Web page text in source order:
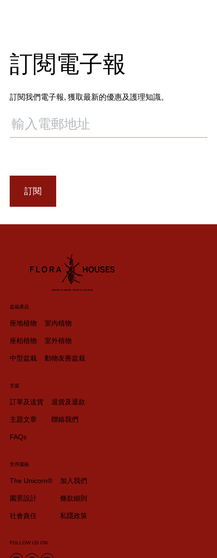
訂閱電子報
訂閱我們電子報, 獲取最新的優惠及護理知識。
訂閱
盆栽產品
座地植物
座枱植物
中型盆栽
室內植物
室外植物
動物友善盆栽
支援
訂單及送貨
主題文章
FAQs
退貨及退款
聯絡我們
芳序園藝
The Unicorn®
園景設計
社會責任
加入我們
條款細則
私隱政策
FOLLOW US ON